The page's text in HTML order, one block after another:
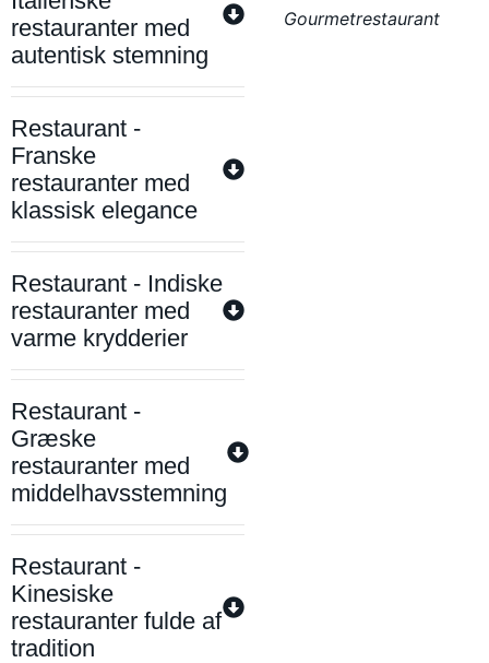
restauranter med
autentisk stemning
Restaurant -
Franske
restauranter med
klassisk elegance
Restaurant - Indiske
restauranter med
varme krydderier
Restaurant -
Græske
restauranter med
middelhavsstemning
Restaurant -
Kinesiske
restauranter fulde af
tradition
Gourmetrestaurant